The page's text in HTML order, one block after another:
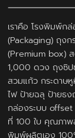
เราคือ โรงพิมพ์
(Packaging) ถุง
(Premium box)
1,000 ดวง ถุงซิป
สวมแก้ว กระดาษ
ไฟ ป้ายฉลุ ป้ายธ
กล่องระบบ
ที่ 100 ใบ คุณภาพ
พิมพ์ผลิตเอง